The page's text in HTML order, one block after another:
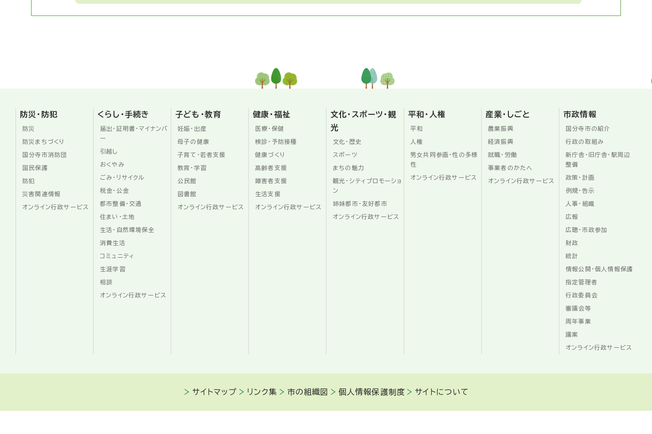
防災・防犯
防災
防災まちづくり
国分寺市消防団
国民保護
防犯
災害関連情報
オンライン行政サービス
くらし・手続き
届出・証明書・マイナンバ
ー
引越し
おくやみ
ごみ・リサイクル
税金・公金
都市整備・交通
住まい・土地
生活・自然環境保全
消費生活
コミュニティ
生涯学習
相談
オンライン行政サービス
子ども・教育
妊娠・出産
母子の健康
子育て・若者支援
教育・学習
公民館
図書館
オンライン行政サービス
健康・福祉
医療・保健
検診・予防接種
健康づくり
高齢者支援
障害者支援
生活支援
オンライン行政サービス
文化・スポーツ・観
光
文化・歴史
スポーツ
まちの魅力
観光・シティプロモーショ
ン
姉妹都市・友好都市
オンライン行政サービス
平和・人権
平和
人権
男女共同参画・性の多様
性
オンライン行政サービス
産業・しごと
農業振興
経済振興
就職・労働
事業者のかたへ
オンライン行政サービス
市政情報
国分寺市の紹介
行政の取組み
新庁舎・旧庁舎・駅周辺
整備
政策・計画
例規・告示
人事・組織
広報
広聴・市政参加
財政
統計
情報公開・個人情報保護
指定管理者
行政委員会
審議会等
周年事業
議案
オンライン行政サービス
サイトマップ リンク集 市の組織図 個人情報保護制度 サイトについて